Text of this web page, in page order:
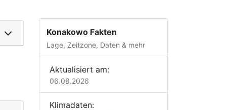
Konakowo Fakten
Lage, Zeitzone, Daten & mehr
Aktualisiert am:
06.08.2026
Klimadaten: